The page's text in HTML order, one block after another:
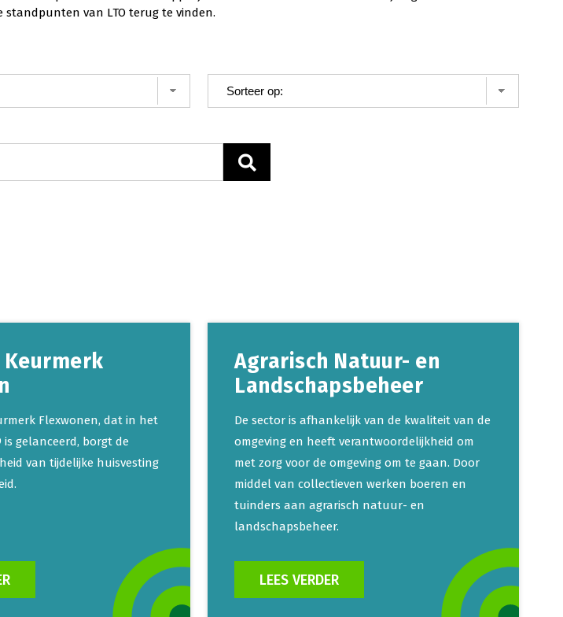
standpunten van LTO terug te vinden.
Flexwonen, dat in het
is gelanceerd, borgt de
van tijdelijke huisvesting
Agrarisch Natuur- en
Landschapsbeheer
De sector is afhankelijk van de kwaliteit van de
omgeving en heeft verantwoordelijkheid om
met zorg voor de omgeving om te gaan. Door
middel van collectieven werken boeren en
tuinders aan agrarisch natuur- en
landschapsbeheer.
LEES VERDER